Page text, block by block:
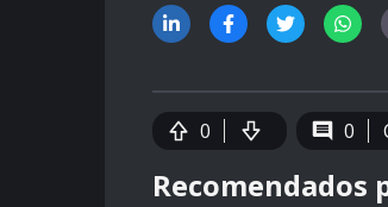
0 0
Recomendados